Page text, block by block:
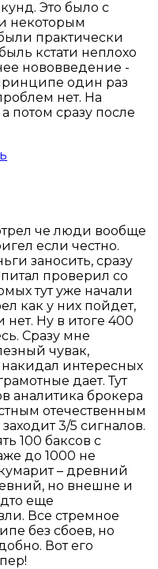
Это было с
некоторым
практически
кстати неплохо
нововведение -
один раз
нет. На
потом сразу после
че люди вообще
если честно.
заносить, сразу
проверил со
тут уже начали
как у них пойдет,
Ну в итоге 400
Сразу мне
чувак,
накидал интересных
дает. Тут
аналитика брокера
отечественным
3/5 сигналов.
100 баксов с
до 1000 не
– древний
но внешне и
еще
Все стремное
без сбоев, но
Вот его